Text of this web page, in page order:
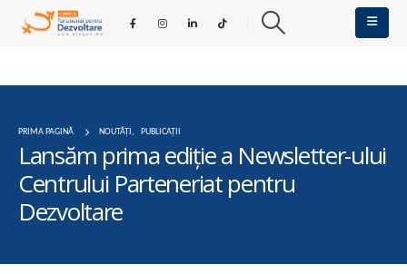
PRIMA PAGINĂ NOUTĂȚI , PUBLICAȚII
Lansăm prima ediție a Newsletter-ului
Centrului Parteneriat pentru
Dezvoltare